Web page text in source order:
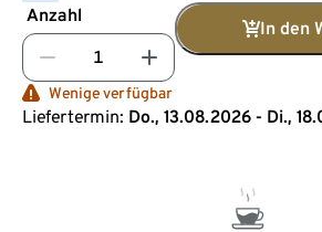
Anzahl
In den
Wenige verfügbar
Liefertermin: Do., 13.08.2026 - Di.,